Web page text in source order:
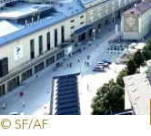
© SF/AF